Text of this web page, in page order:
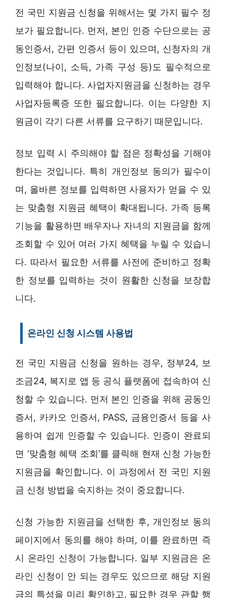
전 국민 지원금 신청을 위해서는 몇 가지 필수 정
보가 필요합니다. 먼저, 본인 인증 수단으로는 공
동인증서, 간편 인증서 등이 있으며, 신청자의 개
인정보(나이, 소득, 가족 구성 등)도 필수적으로
입력해야 합니다. 사업자지원금을 신청하는 경우
사업자등록증 또한 필요합니다. 이는 다양한 지
원금이 각기 다른 서류를 요구하기 때문입니다.
정보 입력 시 주의해야 할 점은 정확성을 기해야
한다는 것입니다. 특히 개인정보 동의가 필수이
며, 올바른 정보를 입력하면 사용자가 얻을 수 있
는 맞춤형 지원금 혜택이 확대됩니다. 가족 등록
기능을 활용하면 배우자나 자녀의 지원금을 함께
조회할 수 있어 여러 가지 혜택을 누릴 수 있습니
다. 따라서 필요한 서류를 사전에 준비하고 정확
한 정보를 입력하는 것이 원활한 신청을 보장합
니다.
온라인 신청 시스템 사용법
전 국민 지원금 신청을 원하는 경우, 정부24, 보
조금24, 복지로 앱 등 공식 플랫폼에 접속하여 신
청할 수 있습니다. 먼저 본인 인증을 위해 공동인
증서, 카카오 인증서, PASS, 금융인증서 등을 사
용하여 쉽게 인증할 수 있습니다. 인증이 완료되
면 ‘맞춤형 혜택 조회’를 클릭해 현재 신청 가능한
지원금을 확인합니다. 이 과정에서 전 국민 지원
금 신청 방법을 숙지하는 것이 중요합니다.
신청 가능한 지원금을 선택한 후, 개인정보 동의
페이지에서 동의를 해야 하며, 이를 완료하면 즉
시 온라인 신청이 가능합니다. 일부 지원금은 온
라인 신청이 안 되는 경우도 있으므로 해당 지원
금의 특성을 미리 확인하고, 필요한 경우 관할 행